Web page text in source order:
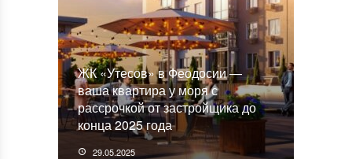
ЖК «Утесов» в Феодосии —
ваша квартира у моря с
рассрочкой от застройщика до
конца 2025 года
29.05.2025